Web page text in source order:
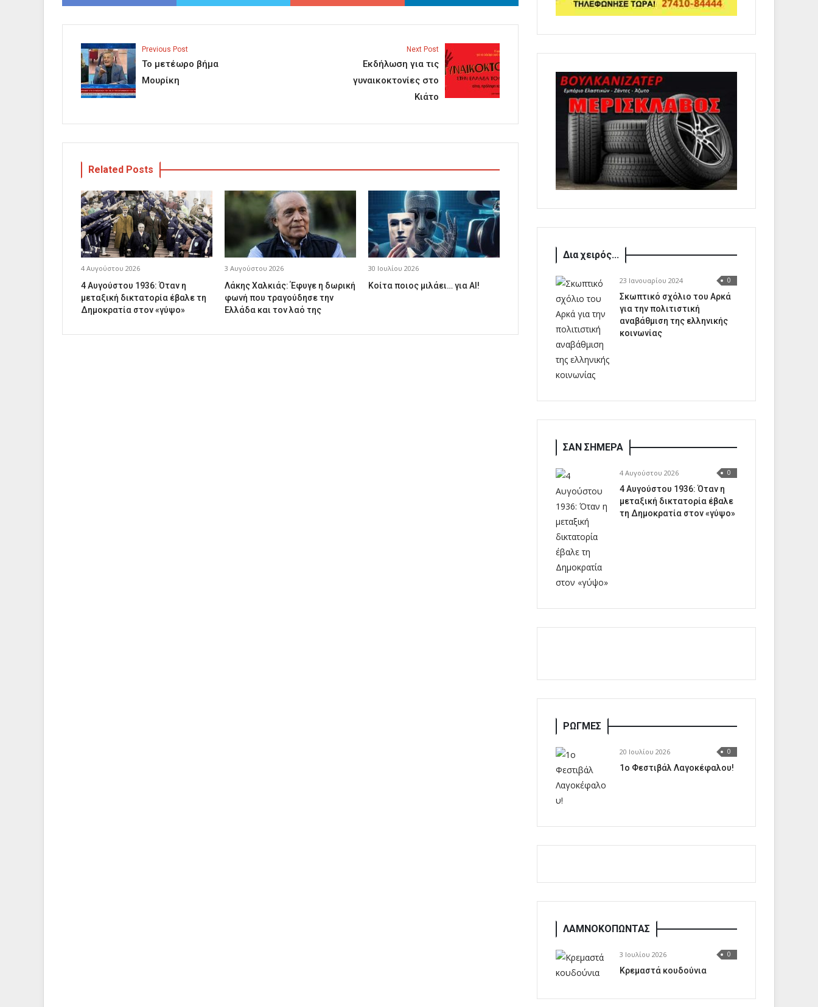
Previous Post
Το μετέωρο βήμα
Μουρίκη
Next Post
Εκδήλωση για τις
γυναικοκτονίες στο
Κιάτο
Related Posts
4 Αυγούστου 2026
4 Αυγούστου 1936: Όταν η
μεταξική δικτατορία έβαλε τη
Δημοκρατία στον «γύψο»
3 Αυγούστου 2026
Λάκης Χαλκιάς: Έφυγε η δωρική
φωνή που τραγούδησε την
Ελλάδα και τον λαό της
30 Ιουλίου 2026
Κοίτα ποιος μιλάει… για AI!
Δια χειρός...
23 Ιανουαρίου 2024 0
Σκωπτικό σχόλιο του Αρκά
για την πολιτιστική
αναβάθμιση της ελληνικής
κοινωνίας
ΣΑΝ ΣΗΜΕΡΑ
4 Αυγούστου 2026 0
4 Αυγούστου 1936: Όταν η
μεταξική δικτατορία έβαλε
τη Δημοκρατία στον «γύψο»
ΡΩΓΜΕΣ
20 Ιουλίου 2026 0
1o Φεστιβάλ Λαγοκέφαλου!
ΛΑΜΝΟΚΟΠΩΝΤΑΣ
3 Ιουλίου 2026 0
Κρεμαστά κουδούνια